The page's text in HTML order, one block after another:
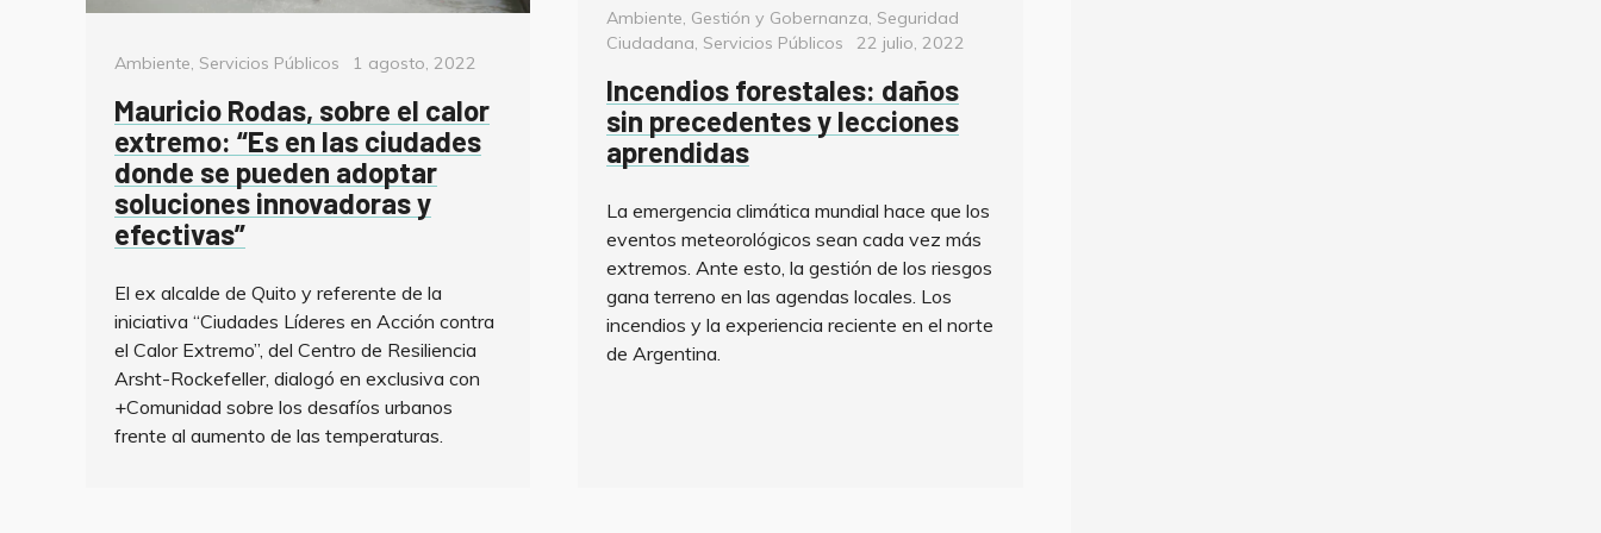
Categorías
Ambiente, Servicios Públicos
Posted
1 agosto, 2022
Mauricio Rodas, sobre el calor
extremo: “Es en las ciudades
donde se pueden adoptar
soluciones innovadoras y
efectivas”
El ex alcalde de Quito y referente de la
iniciativa “Ciudades Líderes en Acción contra
el Calor Extremo”, del Centro de Resiliencia
Arsht-Rockefeller, dialogó en exclusiva con
+Comunidad sobre los desafíos urbanos
frente al aumento de las temperaturas.
Categorías
Ambiente Gestión y Gobernanza Seguridad
Ciudadana Servicios Públicos
Posted
22 julio, 2022
Incendios forestales: daños
sin precedentes y lecciones
aprendidas
La emergencia climática mundial hace que los
eventos meteorológicos sean cada vez más
extremos. Ante esto, la gestión de los riesgos
gana terreno en las agendas locales. Los
incendios y la experiencia reciente en el norte
de Argentina.